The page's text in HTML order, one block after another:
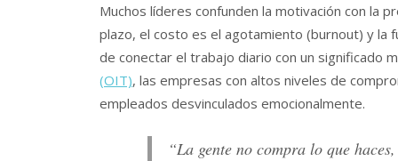
Muchos líderes confunden la motivación con la
plazo, el costo es el agotamiento (burnout) y la
de conectar el trabajo diario con un significado
(OIT), las empresas con altos niveles de
empleados desvinculados emocionalmente.
“La gente no compra lo que